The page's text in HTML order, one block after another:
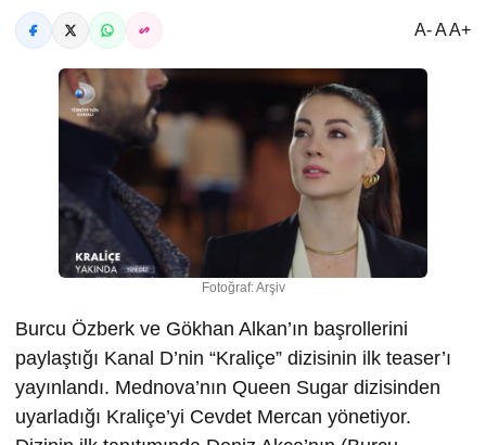
A- A A+
Fotoğraf: Arşiv
Burcu Özberk ve Gökhan Alkan’ın başrollerini
paylaştığı Kanal D’nin “Kraliçe” dizisinin ilk teaser’ı
yayınlandı. Mednova’nın Queen Sugar dizisinden
uyarladığı Kraliçe’yi Cevdet Mercan yönetiyor.